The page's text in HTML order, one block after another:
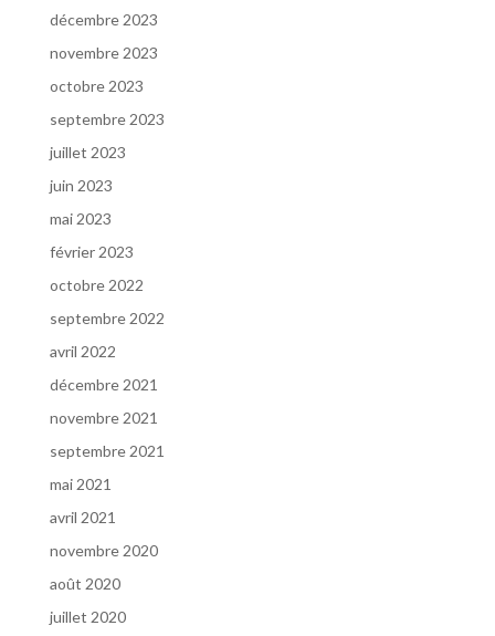
décembre 2023
novembre 2023
octobre 2023
septembre 2023
juillet 2023
juin 2023
mai 2023
février 2023
octobre 2022
septembre 2022
avril 2022
décembre 2021
novembre 2021
septembre 2021
mai 2021
avril 2021
novembre 2020
août 2020
juillet 2020